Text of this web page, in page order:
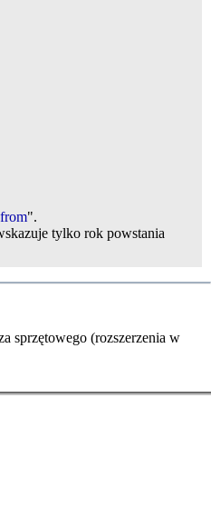
".
tylko rok powstania
sprzętowego (rozszerzenia w